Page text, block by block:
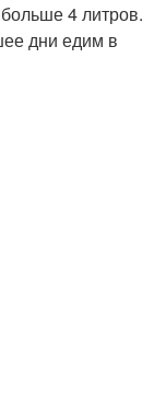
4 литров.
дни едим в